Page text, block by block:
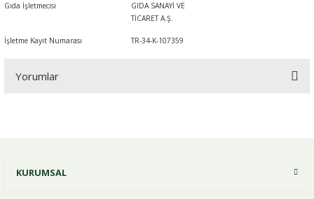
Gıda İşletmecisi
GIDA SANAYİ VE
TİCARET A.Ş.
İşletme Kayıt Numarası TR-34-K-107359
Yorumlar
KURUMSAL